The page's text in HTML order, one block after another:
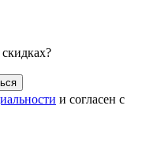
и согласен с